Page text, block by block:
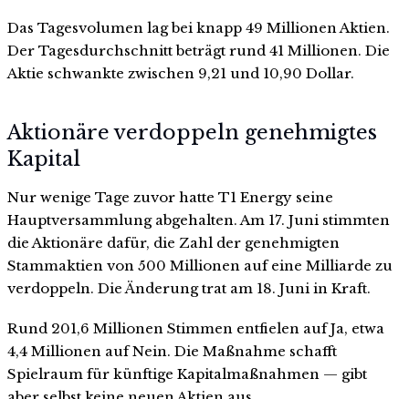
Das Tagesvolumen lag bei knapp 49 Millionen Aktien.
Der Tagesdurchschnitt beträgt rund 41 Millionen. Die
Aktie schwankte zwischen 9,21 und 10,90 Dollar.
Aktionäre verdoppeln genehmigtes
Kapital
Nur wenige Tage zuvor hatte T1 Energy seine
Hauptversammlung abgehalten. Am 17. Juni stimmten
die Aktionäre dafür, die Zahl der genehmigten
Stammaktien von 500 Millionen auf eine Milliarde zu
verdoppeln. Die Änderung trat am 18. Juni in Kraft.
Rund 201,6 Millionen Stimmen entfielen auf Ja, etwa
4,4 Millionen auf Nein. Die Maßnahme schafft
Spielraum für künftige Kapitalmaßnahmen — gibt